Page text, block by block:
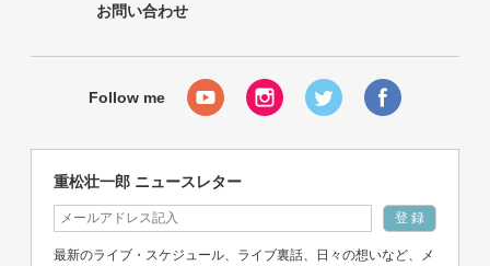
お問い合わせ
重松壮一郎 ニュースレター
最新のライブ・スケジュール、ライブ裏話、日々の想いなど、メ